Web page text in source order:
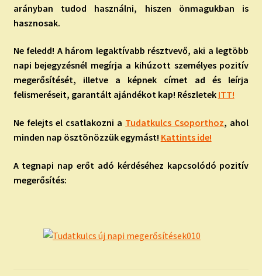
arányban tudod használni, hiszen önmagukban is
hasznosak.
Ne feledd! A három legaktívabb résztvevő, aki a legtöbb
napi bejegyzésnél megírja a kihúzott személyes pozitív
megerősítését, illetve a képnek címet ad és leírja
felismeréseit, garantált ajándékot kap! Részletek ITT!
Ne felejts el csatlakozni a Tudatkulcs Csoporthoz, ahol
minden nap ösztönözzük egymást! Kattints ide!
A tegnapi nap erőt adó kérdéséhez kapcsolódó pozitív
megerősítés: